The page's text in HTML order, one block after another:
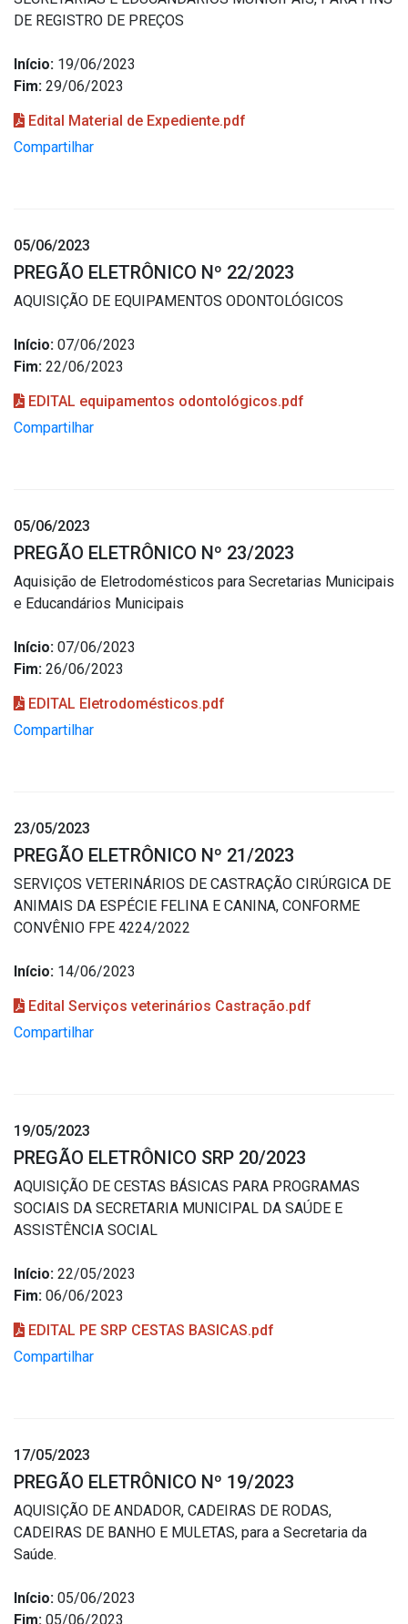
DE REGISTRO DE PREÇOS
Início: 19/06/2023
Fim: 29/06/2023
Edital Material de Expediente.pdf
Compartilhar
05/06/2023
PREGÃO ELETRÔNICO Nº 22/2023
AQUISIÇÃO DE EQUIPAMENTOS ODONTOLÓGICOS
Início: 07/06/2023
Fim: 22/06/2023
EDITAL equipamentos odontológicos.pdf
Compartilhar
05/06/2023
PREGÃO ELETRÔNICO Nº 23/2023
Aquisição de Eletrodomésticos para Secretarias Municipais
e Educandários Municipais
Início: 07/06/2023
Fim: 26/06/2023
EDITAL Eletrodomésticos.pdf
Compartilhar
23/05/2023
PREGÃO ELETRÔNICO Nº 21/2023
SERVIÇOS VETERINÁRIOS DE CASTRAÇÃO CIRÚRGICA DE
ANIMAIS DA ESPÉCIE FELINA E CANINA, CONFORME
CONVÊNIO FPE 4224/2022
Início: 14/06/2023
Edital Serviços veterinários Castração.pdf
Compartilhar
19/05/2023
PREGÃO ELETRÔNICO SRP 20/2023
AQUISIÇÃO DE CESTAS BÁSICAS PARA PROGRAMAS
SOCIAIS DA SECRETARIA MUNICIPAL DA SAÚDE E
ASSISTÊNCIA SOCIAL
Início: 22/05/2023
Fim: 06/06/2023
EDITAL PE SRP CESTAS BASICAS.pdf
Compartilhar
17/05/2023
PREGÃO ELETRÔNICO Nº 19/2023
AQUISIÇÃO DE ANDADOR, CADEIRAS DE RODAS,
CADEIRAS DE BANHO E MULETAS, para a Secretaria da
Saúde.
Início: 05/06/2023
Fim: 05/06/2023